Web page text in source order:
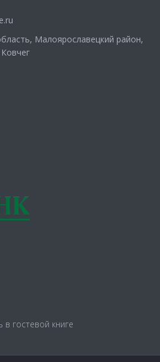
Малоярославецкий район,
в гостевой книге